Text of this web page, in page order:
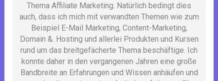
Thema Affiliate Marketing. Natürlich bedingt dies
auch, dass ich mich mit verwandten Themen wie zum
Beispiel E-Mail Marketing, Content-Marketing,
Domain &. Hosting und allerlei Produkten und Kursen
rund um das breitgefächerte Thema beschäftige. Ich
konnte daher in den vergangenen Jahren eine große
Bandbreite an Erfahrungen und Wissen anhäufen und